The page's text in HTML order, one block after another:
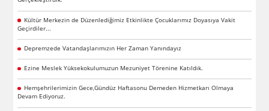
Kültür Merkezin de Düzenlediğimiz Etkinlikte Çocuklarımız Doyasıya Vakit
Geçirdiler...
Depremzede Vatandaşlarımızın Her Zaman Yanındayız
Ezine Meslek Yüksekokulumuzun Mezuniyet Törenine Katıldık.
Hemşehrilerimizin Gece,Gündüz Haftasonu Demeden Hizmetkarı Olmaya
Devam Ediyoruz.